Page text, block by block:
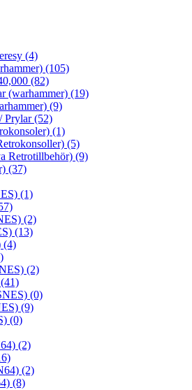
(4)
(105)
(82)
(warhammer) (19)
(9)
Prylar(52)
(1)
(5)
Retrotillbehör) (9)
(37)
(1)
(2)
(13)
(4)
(2)
(41)
(0)
(9)
(0)
(2)
(2)
(8)